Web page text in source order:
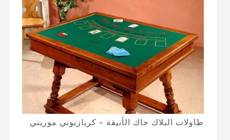
طاولات البلاك جاك الأنيقة – كريازيوني موريني